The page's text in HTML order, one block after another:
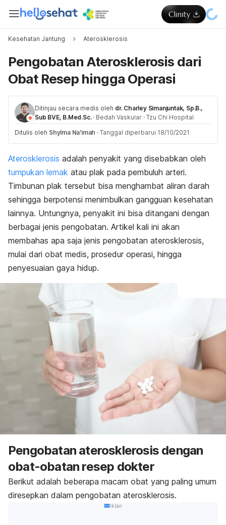
Kesehatan Jantung Aterosklerosis
Pengobatan Aterosklerosis dari
Obat Resep hingga Operasi
Ditinjau secara medis oleh dr. Charley Simanjuntak, Sp.B.,
Sub BVE, B.Med.Sc. · Bedah Vaskular ·Tzu Chi Hospital
Ditulis oleh Shylma Na'imah · Tanggal diperbarui 18/10/2021
Aterosklerosis adalah penyakit yang disebabkan oleh
tumpukan lemak atau plak pada pembuluh arteri.
Timbunan plak tersebut bisa menghambat aliran darah
sehingga berpotensi menimbulkan gangguan kesehatan
lainnya. Untungnya, penyakit ini bisa ditangani dengan
berbagai jenis pengobatan. Artikel kali ini akan
membahas apa saja jenis pengobatan aterosklerosis,
mulai dari obat medis, prosedur operasi, hingga
penyesuaian gaya hidup.
Pengobatan aterosklerosis dengan
obat-obatan resep dokter
Berikut adalah beberapa macam obat yang paling umum
diresepkan dalam pengobatan aterosklerosis.
Iklan